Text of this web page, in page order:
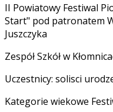
II Powiatowy Festiwal
Start" pod patronatem
Juszczyka
Zespół Szkół w
Uczestnicy: solisci
Kategorie wiekowe